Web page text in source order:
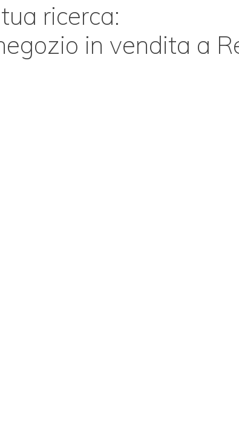
ricerca:
in vendita a